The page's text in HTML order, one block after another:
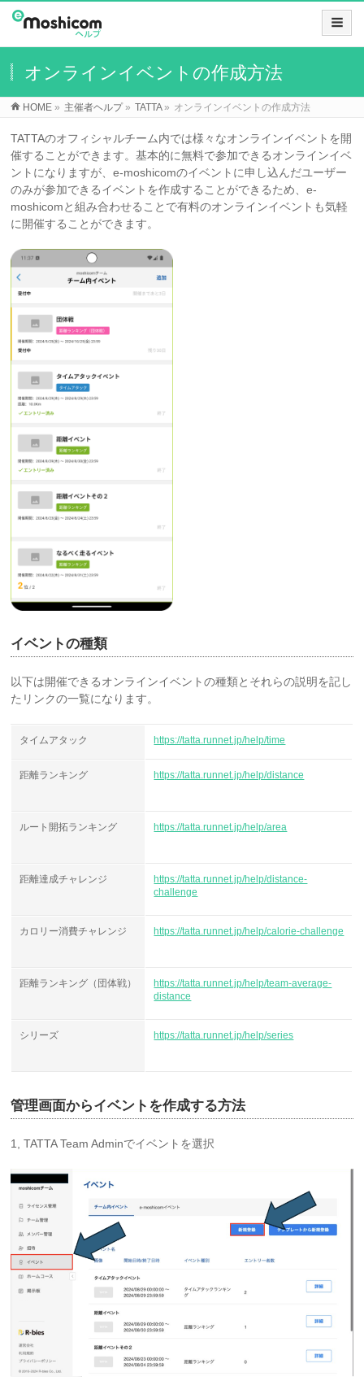
オンラインイベントの作成方法
HOME » 主催者ヘルプ» TATTA» オンラインイベントの作成方法
TATTAのオフィシャルチーム内では様々なオンラインイベントを開
催することができます。基本的に無料で参加できるオンラインイベ
ントになりますが、e-moshicomのイベントに申し込んだユーザー
のみが参加できるイベントを作成することができるため、e-
moshicomと組み合わせることで有料のオンラインイベントも気軽
に開催することができます。
イベントの種類
以下は開催できるオンラインイベントの種類とそれらの説明を記し
たリンクの一覧になります。
タイムアタック https://tatta.runnet.jp/help/time
距離ランキング https://tatta.runnet.jp/help/distance
ルート開拓ランキング https://tatta.runnet.jp/help/area
距離達成チャレンジ
https://tatta.runnet.jp/help/distance-
challenge
カロリー消費チャレンジ https://tatta.runnet.jp/help/calorie-challenge
距離ランキング（団体戦）
https://tatta.runnet.jp/help/team-average-
distance
シリーズ https://tatta.runnet.jp/help/series
管理画面からイベントを作成する方法
1, TATTA Team Adminでイベントを選択